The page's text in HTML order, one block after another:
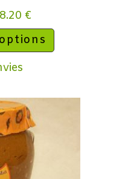
8.20 €